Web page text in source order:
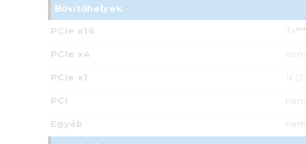
Bővítőhelyek
PCIe x16
PCIe x4 nem
PCIe x1 1x
PCI nem
Egyéb nem